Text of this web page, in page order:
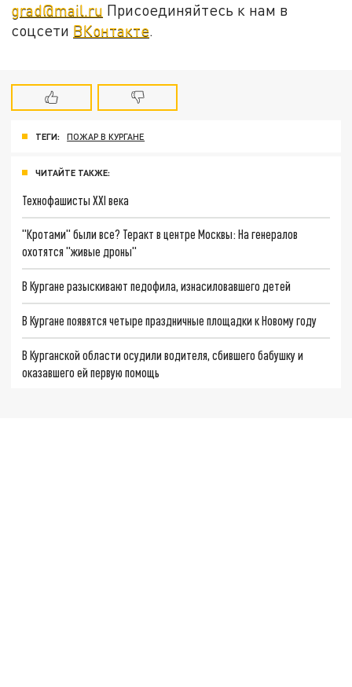
grad@mail.ru Присоединяйтесь к нам в
соцсети ВКонтакте.
ТЕГИ: ПОЖАР В КУРГАНЕ
ЧИТАЙТЕ ТАКЖЕ:
Технофашисты XXI века
"Кротами" были все? Теракт в центре Москвы: На генералов
охотятся "живые дроны"
В Кургане разыскивают педофила, изнасиловавшего детей
В Кургане появятся четыре праздничные площадки к Новому году
В Курганской области осудили водителя, сбившего бабушку и
оказавшего ей первую помощь